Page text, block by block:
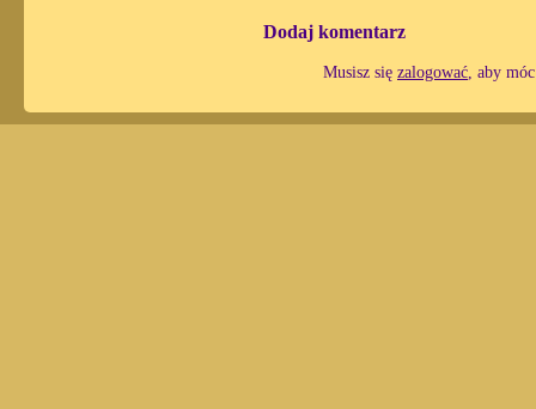
Dodaj komentarz
Musisz się zalogować, aby